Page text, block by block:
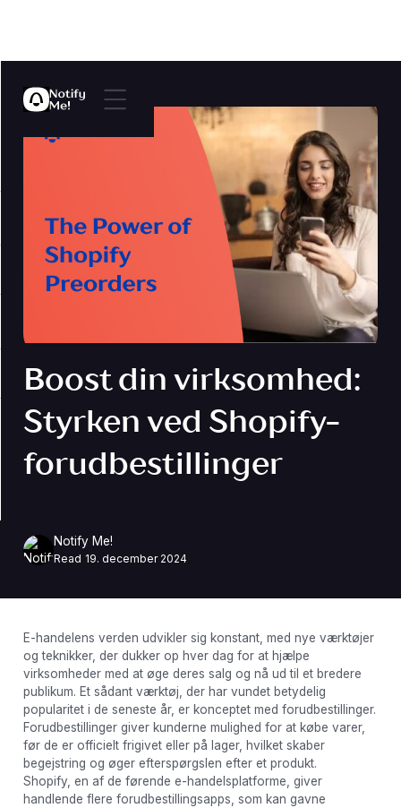
Boost din virksomhed:
Styrken ved Shopify-
forudbestillinger
Notify Me!
Read 19. december 2024
E-handelens verden udvikler sig konstant, med nye værktøjer
og teknikker, der dukker op hver dag for at hjælpe
virksomheder med at øge deres salg og nå ud til et bredere
publikum. Et sådant værktøj, der har vundet betydelig
popularitet i de seneste år, er konceptet med forudbestillinger.
Forudbestillinger giver kunderne mulighed for at købe varer,
før de er officielt frigivet eller på lager, hvilket skaber
begejstring og øger efterspørgslen efter et produkt.
Shopify, en af ​​de førende e-handelsplatforme, giver
handlende flere forudbestillingsapps, som kan gavne